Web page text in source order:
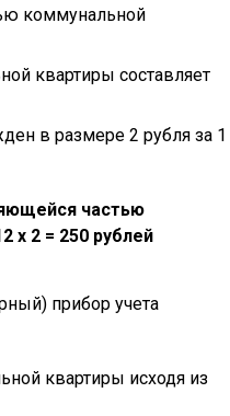
коммунальной
квартиры составляет
в размере 2 рубля за 1
частью
х 2 = 250 рублей
прибор учета
квартиры исходя из